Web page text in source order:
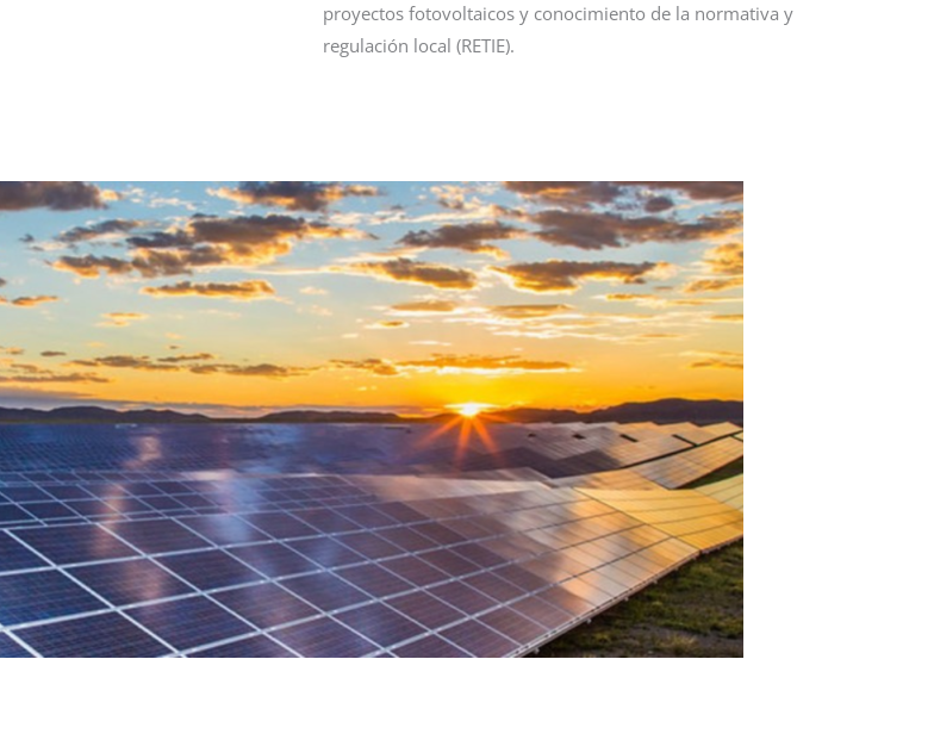
proyectos fotovoltaicos y conocimiento de la normativa y
regulación local (RETIE).